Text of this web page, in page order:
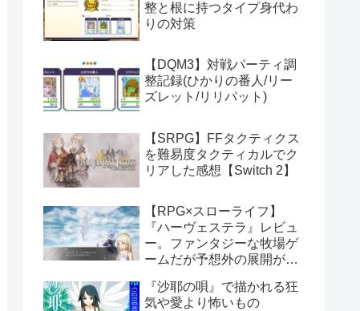
整と根に持つタイプ身代わ
りの対策
【DQM3】対戦パーティ調
整記録(ひかりの番人/リー
ズレット/リリパット)
【SRPG】FFタクティクス
を難易度タクティカルでク
リアした感想【Switch 2】
【RPG×スローライフ】
『ハーヴェステラ』レビュ
ー。ファンタジーな牧場ゲ
ームだが予想外の展開が続
【Switch】
『沙耶の唄』で描かれる狂
気や愛より怖いもの